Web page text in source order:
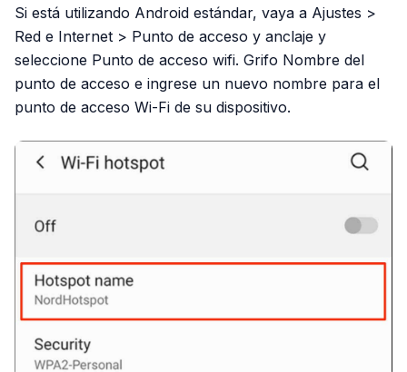
Si está utilizando Android estándar, vaya a Ajustes >
Red e Internet > Punto de acceso y anclaje y
seleccione Punto de acceso wifi. Grifo Nombre del
punto de acceso e ingrese un nuevo nombre para el
punto de acceso Wi-Fi de su dispositivo.